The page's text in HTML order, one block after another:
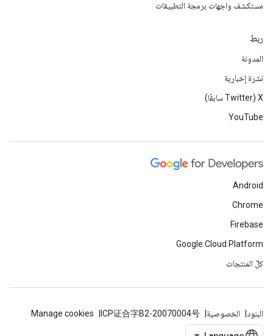
مستكشف واجهات برمجة التطبيقات
ربط
المدونة
نشرة إخبارية
‫X ‏(Twitter سابقًا)
YouTube
Android
Chrome
Firebase
Google Cloud Platform
كلّ المنتجات
البنود الخصوصية ICP证合字B2-20070004号
Manage cookies